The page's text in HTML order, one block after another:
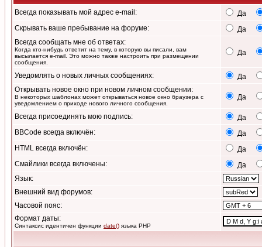
Всегда показывать мой адрес e-mail:
Да
Скрывать ваше пребывание на форуме:
Да
Всегда сообщать мне об ответах:
Когда кто-нибудь ответит на тему, в которую вы писали, вам
высылается e-mail. Это можно также настроить при размещении
сообщения.
Да
Уведомлять о новых личных сообщениях:
Да
Открывать новое окно при новом личном сообщении:
В некоторых шаблонах может открываться новое окно браузера с
уведомлением о приходе нового личного сообщения.
Да
Всегда присоединять мою подпись:
Да
BBCode всегда включён:
Да
HTML всегда включён:
Да
Смайлики всегда включены:
Да
Язык:
Внешний вид форумов:
Часовой пояс:
Формат даты:
Синтаксис идентичен функции date() языка PHP